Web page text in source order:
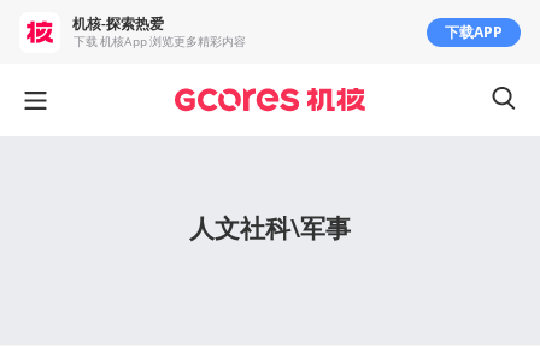
人文社科\军事
机核-探索热爱
下载 机核App 浏览更多精彩内容 下载APP